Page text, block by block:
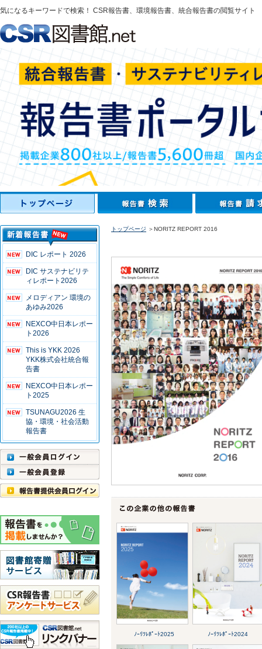
気になるキーワードで検索！ CSR報告書、環境報告書、統合報告書の閲覧サイト
DIC レポート 2026
DIC サステナビリテ
ィレポート2026
メロディアン 環境の
あゆみ2026
NEXCO中日本レポー
ト2026
This is YKK 2026
YKK株式会社統合報
告書
NEXCO中日本レポー
ト2025
TSUNAGU2026 生
協・環境・社会活動
報告書
トップページ ＞NORITZ REPORT 2016
ﾉｰﾘﾂﾚﾎﾟｰﾄ2025 ﾉｰﾘﾂﾚﾎﾟｰﾄ2024